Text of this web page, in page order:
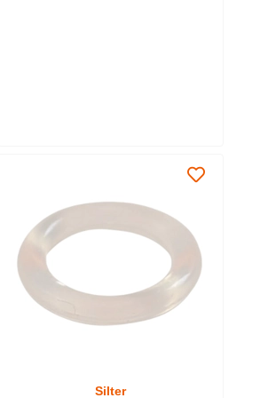
Silter